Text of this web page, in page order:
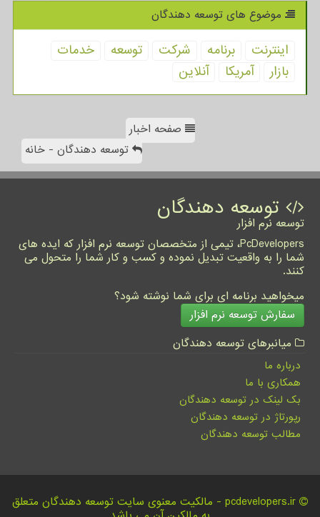
موضوع های توسعه دهندگان
اینترنت برنامه شركت توسعه
خدمات
بازار
آمریكا آنلاین
صفحه اخبار
توسعه دهندگان - خانه
توسعه دهندگان
توسعه نرم افزار
PcDevelopers، تیمی از متخصصان توسعه نرم افزار که ایده های
شما را به واقعیت تبدیل نموده و کسب و کار شما را متحول می
کنند.
میخواهید برنامه ای برای شما نوشته شود؟
سفارش توسعه نرم افزار
میانبرهای توسعه دهندگان
درباره ما
همکاری با ما
بک لینک در توسعه دهندگان
رپورتاژ در توسعه دهندگان
مطالب توسعه دهندگان
pcdevelopers.ir - مالکیت معنوی سایت توسعه دهندگان متعلق